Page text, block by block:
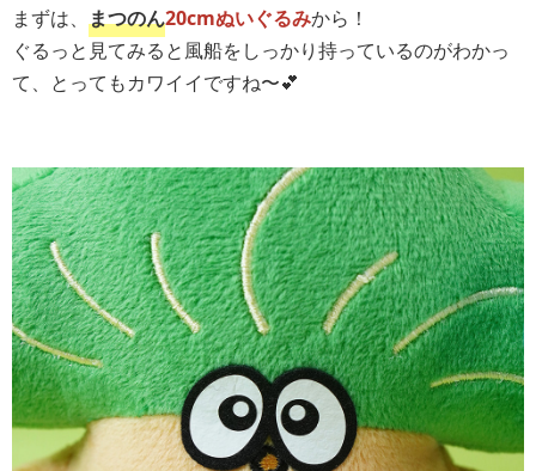
まずは、 まつのん20cmぬいぐるみから！
ぐるっと見てみると風船をしっかり持っているのがわかっ
て、とってもカワイイですね〜💕